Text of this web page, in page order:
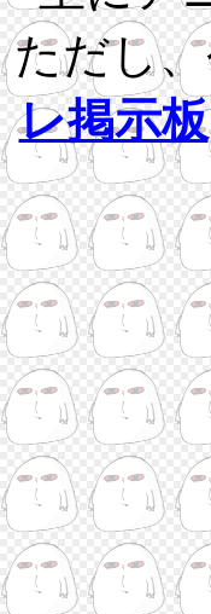
ただし
レ掲示板